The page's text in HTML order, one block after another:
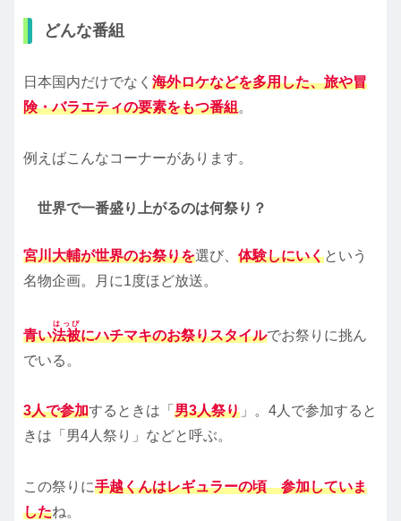
どんな番組
日本国内だけでなく 海外ロケなどを多用した、旅や冒
険・バラエティの要素をもつ番組。
例えばこんなコーナーがあります。
世界で一番盛り上がるのは何祭り？
宮川大輔が世界のお祭りを選び、 体験しにいくという
名物企画。月に1度ほど放送。
青い法被
はっぴ
にハチマキのお祭りスタイルでお祭りに挑ん
でいる。
3人で参加するときは「 男3人祭り 」。4人で参加すると
きは「男4人祭り」などと呼ぶ。
この祭りに手越くんはレギュラーの頃 参加していま
したね。